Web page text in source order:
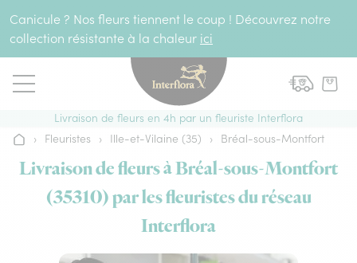
Canicule ? Nos fleurs tiennent le coup ! Découvrez notre
collection résistante à la chaleur ici
Livraison de fleurs en 4h par un fleuriste Interflora
Accueil
› Fleuristes › Ille-et-Vilaine (35) › Bréal-sous-Montfort
Livraison de fleurs à Bréal-sous-Montfort
(35310) par les fleuristes du réseau
Interflora